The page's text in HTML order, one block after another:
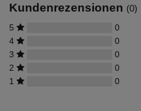
Kundenrezensionen (0)
5
0
4
0
3
0
2
0
1
0